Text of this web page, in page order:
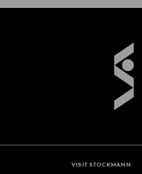
VISIT STOCKMANN